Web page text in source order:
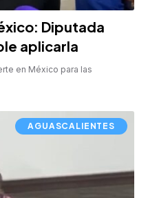
Diputada
aplicarla
en México para las
AGUASCALIENTES